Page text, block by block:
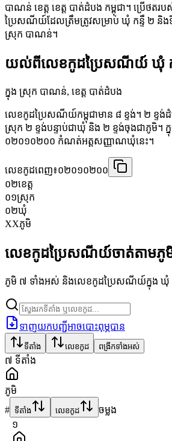
បាណន់ ខេត្ត ខេត្ត បាត់ដំបង កម្ពុជា។ ប្រើថត
ប្រៃសណីយ៍ដែលត្រឹមត្រូវសម្រាប់ ឃុំ កន្ទឺ ២ និង
ស្រុក បាណន់។
យល់ពីលេខកូដប្រៃសណីយ៍ ឃុំ ក
ក្នុង ស្រុក បាណន់, ខេត្ត បាត់ដំបង
លេខកូដប្រៃសណីយ៍កម្ពុជាមាន ៨ ខ្ទង់។ ២ ខ្ទង់ដំបូ
ស្រុក ២ ខ្ទង់បន្ទាប់ជាឃុំ និង ២ ខ្ទង់ចុងជាភូមិ។ ក្
០២០១០២០០ កំណត់អត្តសញ្ញាណឃុំនេះ។
លេខកូដពេញ៖០២០១០២០០
០២ខេត្ត
០១ស្រុក
០២ឃុំ
XXភូមិ
លេខកូដប្រៃសណីយ៍ចាត់តាមភូ
ភូមិ ៧ ទាំងអស់ និងលេខកូដប្រៃសណីយ៍ក្នុង ឃុំ
ទាញយកបញ្ជីអាចបោះពុម្ភបាន
ទីតាំង លេខកូដ ពង្រីកទាំងអស់
៧ ទីតាំង
ភូមិ
# ទីតាំង លេខកូដ
ចម្លង
១